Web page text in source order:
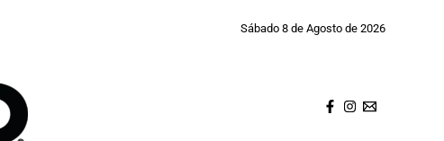
Sábado 8 de Agosto de 2026